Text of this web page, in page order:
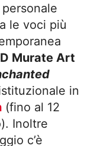
le voci più
Murate Art
in
(fino al 12
Inoltre
c’è